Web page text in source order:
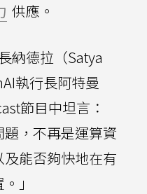
供應。
納德拉（Satya
執行長阿特曼
節目中坦言：
題，不再是運算資
能否夠快地在有
」